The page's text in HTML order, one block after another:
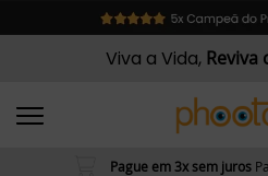
Viva a Vida, Reviva
Pague em 3x sem juros